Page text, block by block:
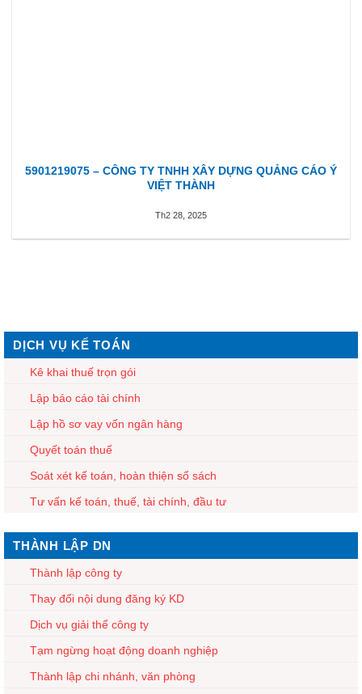
5901219075 – CÔNG TY TNHH XÂY DỰNG QUẢNG CÁO Ý
VIỆT THÀNH
Th2 28, 2025
DỊCH VỤ KẾ TOÁN
Kê khai thuế trọn gói
Lập báo cáo tài chính
Lập hồ sơ vay vốn ngân hàng
Quyết toán thuế
Soát xét kế toán, hoàn thiện sổ sách
Tư vấn kế toán, thuế, tài chính, đầu tư
THÀNH LẬP DN
Thành lập công ty
Thay đổi nội dung đăng ký KD
Dịch vụ giải thể công ty
Tạm ngừng hoạt động doanh nghiệp
Thành lập chi nhánh, văn phòng